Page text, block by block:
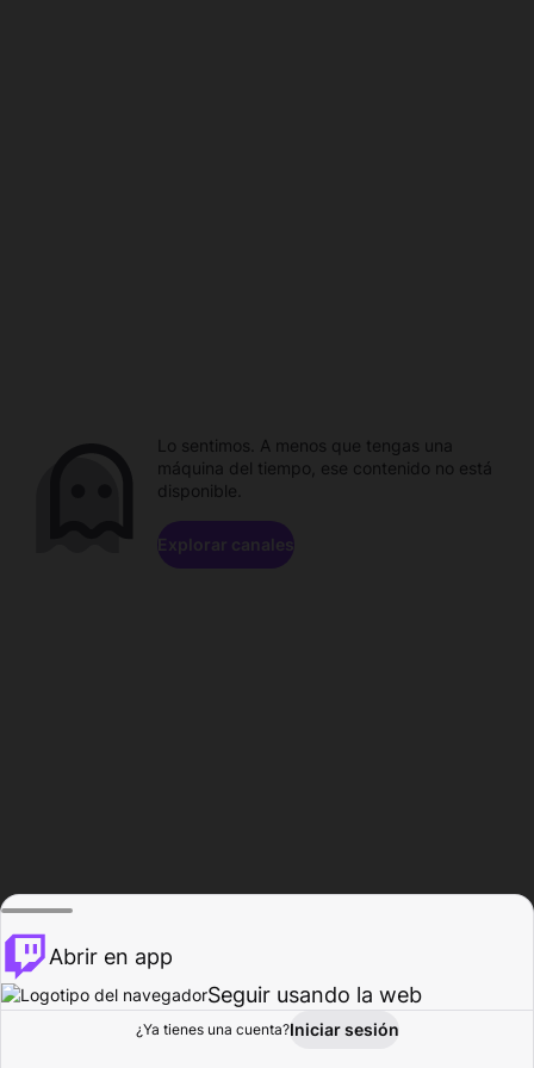
Explorar Actividad
Lo sentimos. A menos que tengas una
máquina del tiempo, ese contenido no está
disponible.
Explorar canales
Abrir en app
Seguir usando la web
¿Ya tienes una cuenta?Iniciar sesión